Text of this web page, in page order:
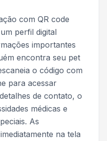
com QR code
perfil digital
importantes
encontra seu pet
o código com
para acessar
de contato, o
médicas e
As
na tela